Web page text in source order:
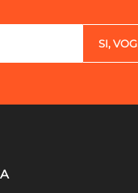
SI,